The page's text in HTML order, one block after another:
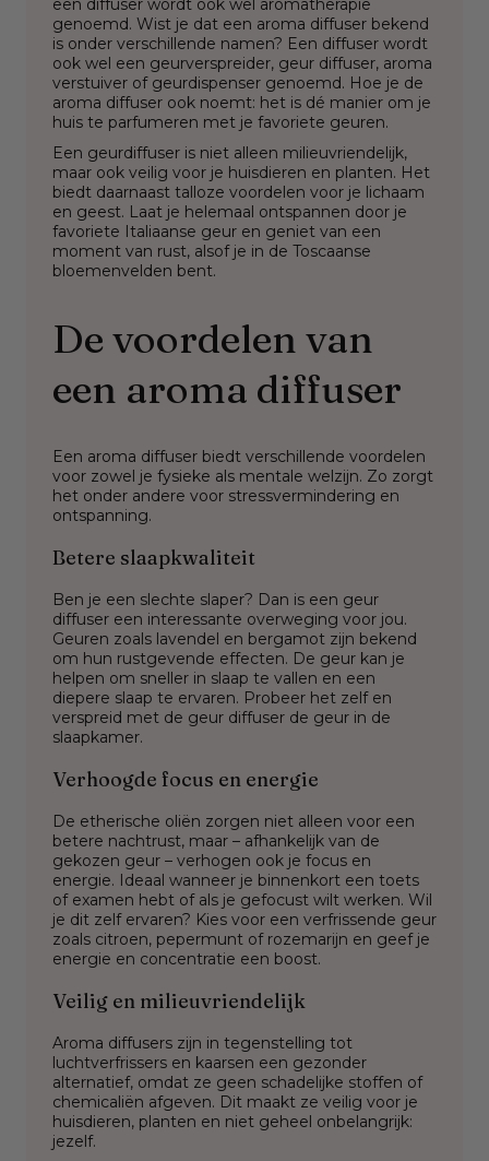
een diffuser wordt ook wel aromatherapie
genoemd. Wist je dat een aroma diffuser bekend
is onder verschillende namen? Een diffuser wordt
ook wel een geurverspreider, geur diffuser, aroma
verstuiver of geurdispenser genoemd. Hoe je de
aroma diffuser ook noemt: het is dé manier om je
huis te parfumeren met je favoriete geuren.
Een geurdiffuser is niet alleen milieuvriendelijk,
maar ook veilig voor je huisdieren en planten. Het
biedt daarnaast talloze voordelen voor je lichaam
en geest. Laat je helemaal ontspannen door je
favoriete Italiaanse geur en geniet van een
moment van rust, alsof je in de Toscaanse
bloemenvelden bent.
De voordelen van
een aroma diffuser
Een aroma diffuser biedt verschillende voordelen
voor zowel je fysieke als mentale welzijn. Zo zorgt
het onder andere voor stressvermindering en
ontspanning.
Betere slaapkwaliteit
Ben je een slechte slaper? Dan is een geur
diffuser een interessante overweging voor jou.
Geuren zoals lavendel en bergamot zijn bekend
om hun rustgevende effecten. De geur kan je
helpen om sneller in slaap te vallen en een
diepere slaap te ervaren. Probeer het zelf en
verspreid met de geur diffuser de geur in de
slaapkamer.
Verhoogde focus en energie
De etherische oliën zorgen niet alleen voor een
betere nachtrust, maar – afhankelijk van de
gekozen geur – verhogen ook je focus en
energie. Ideaal wanneer je binnenkort een toets
of examen hebt of als je gefocust wilt werken. Wil
je dit zelf ervaren? Kies voor een verfrissende geur
zoals citroen, pepermunt of rozemarijn en geef je
energie en concentratie een boost.
Veilig en milieuvriendelijk
Aroma diffusers zijn in tegenstelling tot
luchtverfrissers en kaarsen een gezonder
alternatief, omdat ze geen schadelijke stoffen of
chemicaliën afgeven. Dit maakt ze veilig voor je
huisdieren, planten en niet geheel onbelangrijk:
jezelf.